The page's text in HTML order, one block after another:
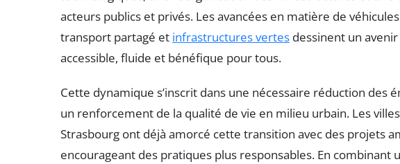
acteurs publics et privés. Les avancées en matière de
transport partagé et infrastructures vertes dessinent un
accessible, fluide et bénéfique pour tous.
Cette dynamique s’inscrit dans une nécessaire réduction des
un renforcement de la qualité de vie en milieu urbain. Les
Strasbourg ont déjà amorcé cette transition avec des projets
encourageant des pratiques plus responsables. En combinant